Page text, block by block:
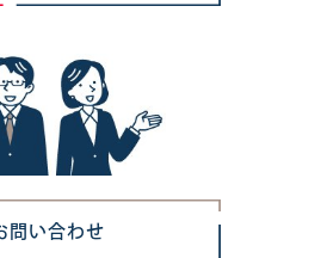
問い合わせ